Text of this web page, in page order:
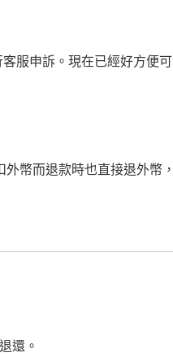
服申訴。現在已經好方便可
幣而退款時也直接退外幣，
還。